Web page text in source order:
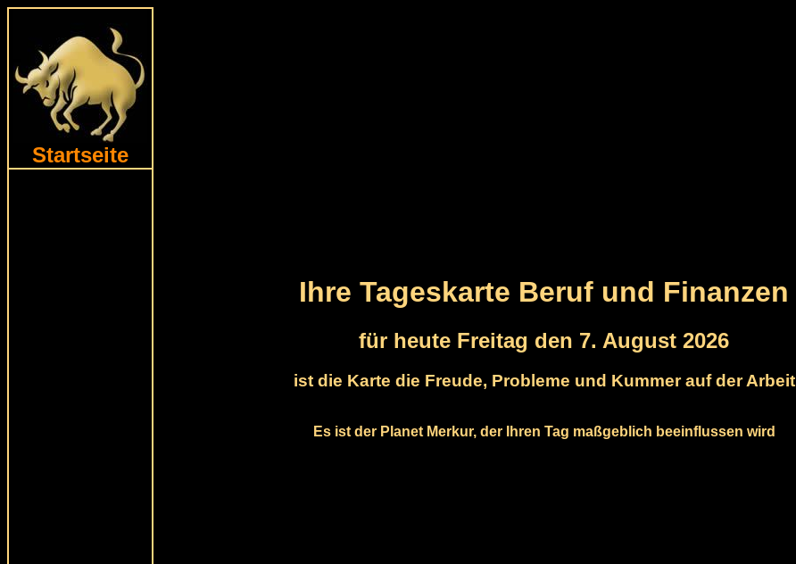
Startseite
Ihre Tageskarte Beruf und Finanzen
für heute Freitag den 7. August 2026
ist die Karte die Freude, Probleme und Kummer auf der Arbeit
Es ist der Planet Merkur, der Ihren Tag maßgeblich beeinflussen wird